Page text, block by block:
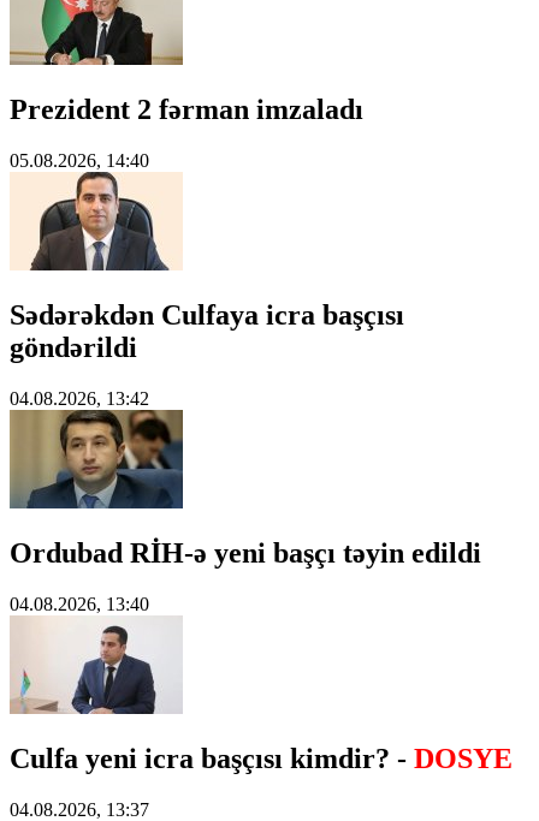
Prezident 2 fərman imzaladı
05.08.2026, 14:40
Sədərəkdən Culfaya icra başçısı
göndərildi
04.08.2026, 13:42
Ordubad RİH-ə yeni başçı təyin edildi
04.08.2026, 13:40
Culfa yeni icra başçısı kimdir? - DOSYE
04.08.2026, 13:37